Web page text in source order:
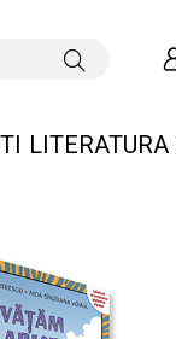
LITERATURA